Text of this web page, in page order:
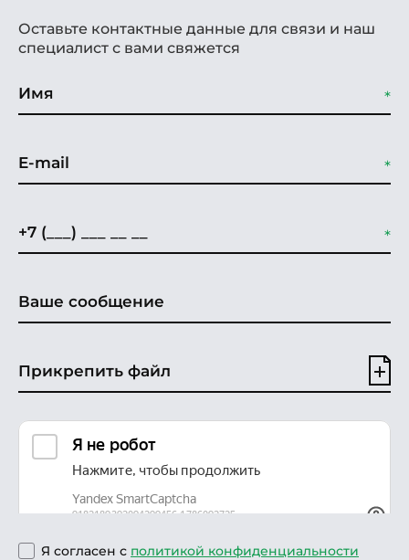
Оставьте контактные данные для связи и наш
специалист с вами свяжется
Прикрепить файл
Я согласен с политикой конфиденциальности